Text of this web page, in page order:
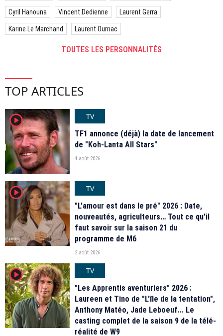
Cyril Hanouna Vincent Dedienne Laurent Gerra
Karine Le Marchand Laurent Ournac
TOUTES LES PERSONNALITÉS
TOP ARTICLES
player2
TV
TF1 annonce (déjà) la date de lancement
de "Koh-Lanta All Stars"
4 août 2026
player2
TV
"L'amour est dans le pré" 2026 : Date,
nouveautés, agriculteurs… Tout ce qu'il
faut savoir sur la saison 21 du
programme de M6
2 août 2026
player2
TV
"Les Apprentis aventuriers" 2026 :
Laureen et Tino de "L'île de la tentation",
Anthony Matéo, Jade Leboeuf... Le
casting complet de la saison 9 de la télé-
réalité de W9